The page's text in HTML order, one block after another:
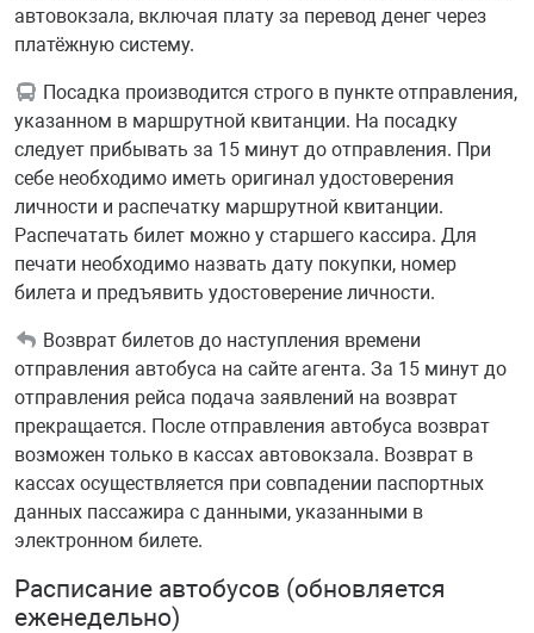
автовокзала, включая плату за перевод денег через
платёжную систему.
Посадка производится строго в пункте отправления,
указанном в маршрутной квитанции. На посадку
следует прибывать за 15 минут до отправления. При
себе необходимо иметь оригинал удостоверения
личности и распечатку маршрутной квитанции.
Распечатать билет можно у старшего кассира. Для
печати необходимо назвать дату покупки, номер
билета и предъявить удостоверение личности.
Возврат билетов до наступления времени
отправления автобуса на сайте агента. За 15 минут до
отправления рейса подача заявлений на возврат
прекращается. После отправления автобуса возврат
возможен только в кассах автовокзала. Возврат в
кассах осуществляется при совпадении паспортных
данных пассажира с данными, указанными в
электронном билете.
Расписание автобусов (обновляется
еженедельно)